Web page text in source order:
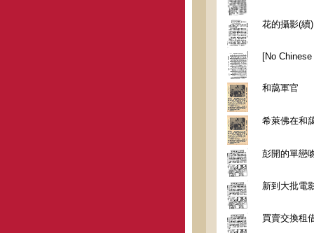
花的攝影(續)
[No
和藹軍官
希萊佛在和
彭開的單戀
新到大批電
買賣交換租